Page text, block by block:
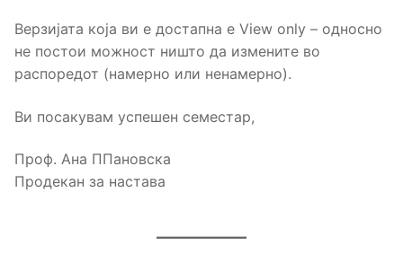
Верзијата која ви е достапна е View only – односно
не постои можност ништо да измените во
распоредот (намерно или ненамерно).
Ви посакувам успешен семестар,
Проф. Ана ППановска
Продекан за настава